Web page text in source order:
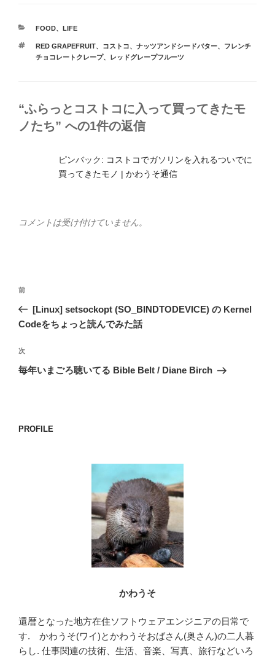
カ
ゴ
リ
FOOD、 LIFE
タ
グ
RED GRAPEFRUIT、 コストコ、 ナッツアンドシードバター、
フレンチ
チョコレートクレープ、 レッドグレープフルーツ
“ふらっとコストコに入って買ってきたモ
ノたち” への1件の返信
ピンバック: コストコでガソリンを入れるついでに
買ってきたモノ | かわうそ通信
コメントは受け付けていません。
投
ナ
ゲ
ー
前
の
投
前
[Linux] setsockopt (SO_BINDTODEVICE) の Kernel
Codeをちょっと読んでみた話
次
の
次
毎年いまごろ聴いてる Bible Belt / Diane Birch
PROFILE
かわうそ
還暦となった地方在住ソフトウェアエンジニアの日常で
す. かわうそ(ワイ)とかわうそおばさん(奥さん)の二人暮
らし. 仕事関連の技術、生活、音楽、写真、旅行などいろ